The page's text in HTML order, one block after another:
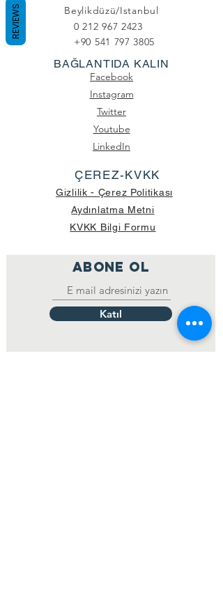
Beylikdüzü/Istanbul
0 212 967 2423
+90 541 797 3805
BAĞLANTIDA KALIN
Facebook
Instagram
Twitter
Youtube
LinkedIn
ÇEREZ-KVKK
Gizlilik - Çerez Politikası
Aydınlatma Metni
KVKK Bilgi Formu
ABONE OL
Katıl
REVIEWS